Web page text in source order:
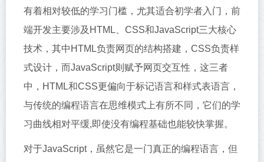
有着相对较低的学习门槛，尤其适合初学者入门，前
端开发主要涉及HTML、CSS和JavaScript三大核心
技术，其中HTML负责网页的结构搭建，CSS负责样
式设计，而JavaScript则赋予网页交互性，这三者
中，HTML和CSS更偏向于标记语言和样式表语言，
与传统的编程语言在思维模式上有所不同，它们的学
习曲线相对平缓,即使没有编程基础也能较快掌握。
对于JavaScript，虽然它是一门真正的编程语言，但